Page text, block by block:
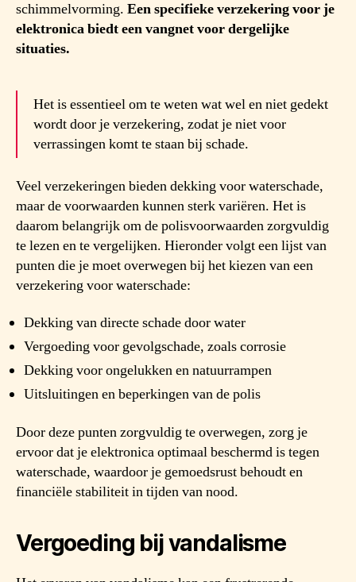
schimmelvorming. Een specifieke verzekering voor je
elektronica biedt een vangnet voor dergelijke
situaties.
Het is essentieel om te weten wat wel en niet gedekt
wordt door je verzekering, zodat je niet voor
verrassingen komt te staan bij schade.
Veel verzekeringen bieden dekking voor waterschade,
maar de voorwaarden kunnen sterk variëren. Het is
daarom belangrijk om de polisvoorwaarden zorgvuldig
te lezen en te vergelijken. Hieronder volgt een lijst van
punten die je moet overwegen bij het kiezen van een
verzekering voor waterschade:
Dekking van directe schade door water
Vergoeding voor gevolgschade, zoals corrosie
Dekking voor ongelukken en natuurrampen
Uitsluitingen en beperkingen van de polis
Door deze punten zorgvuldig te overwegen, zorg je
ervoor dat je elektronica optimaal beschermd is tegen
waterschade, waardoor je gemoedsrust behoudt en
financiële stabiliteit in tijden van nood.
Vergoeding bij vandalisme